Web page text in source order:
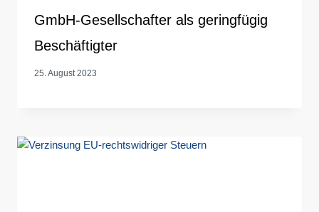
GmbH-Gesellschafter als geringfügig
Beschäftigter
25. August 2023